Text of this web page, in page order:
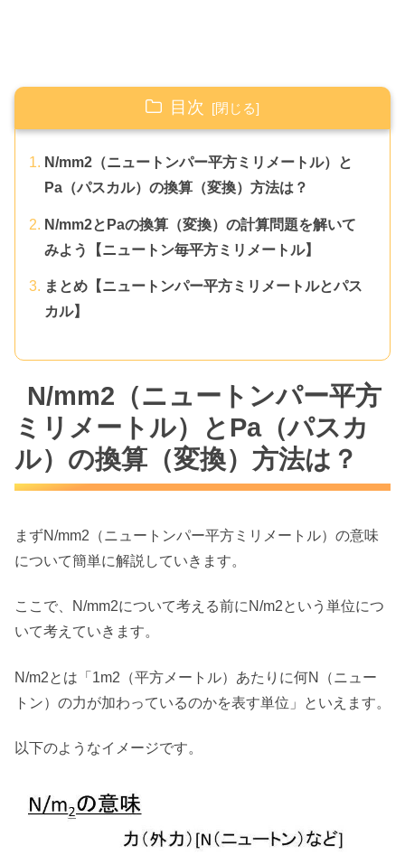
目次
N/mm2（ニュートンパー平方ミリメートル）と
Pa（パスカル）の換算（変換）方法は？
N/mm2とPaの換算（変換）の計算問題を解いて
みよう【ニュートン毎平方ミリメートル】
まとめ【ニュートンパー平方ミリメートルとパス
カル】
N/mm2（ニュートンパー平方
ミリメートル）とPa（パスカ
ル）の換算（変換）方法は？
まずN/mm2（ニュートンパー平方ミリメートル）の意味
について簡単に解説していきます。
ここで、N/mm2について考える前にN/m2という単位につ
いて考えていきます。
N/m2とは「1m2（平方メートル）あたりに何N（ニュー
トン）の力が加わっているのかを表す単位」といえます。
以下のようなイメージです。